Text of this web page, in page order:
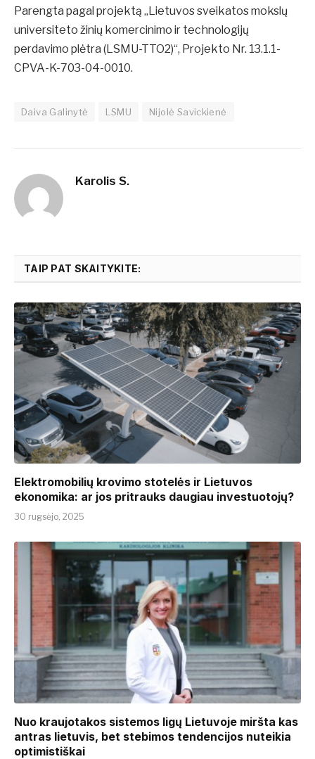
Parengta pagal projektą „Lietuvos sveikatos mokslų
universiteto žinių komercinimo ir technologijų
perdavimo plėtra (LSMU-TTO2)“, Projekto Nr. 13.1.1-
CPVA-K-703-04-0010.
Daiva Galinytė LSMU Nijolė Savickienė
Karolis S.
TAIP PAT SKAITYKITE:
Elektromobilių krovimo stotelės ir Lietuvos
ekonomika: ar jos pritrauks daugiau investuotojų?
30 rugsėjo, 2025
Nuo kraujotakos sistemos ligų Lietuvoje miršta kas
antras lietuvis, bet stebimos tendencijos nuteikia
optimistiškai